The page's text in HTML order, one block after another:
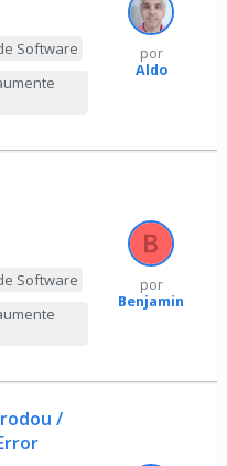
Software
por
Aldo
Software
por
Benjamin
/